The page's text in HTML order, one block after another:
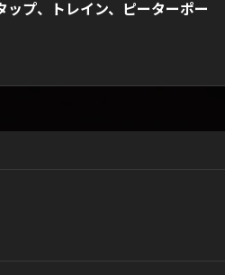
ップ、トレイン、ピーターポー